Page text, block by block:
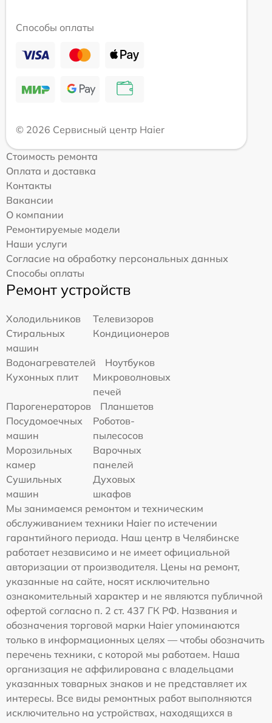
Способы оплаты
© 2026 Сервисный центр Haier
Стоимость ремонта
Оплата и доставка
Контакты
Вакансии
О компании
Ремонтируемые модели
Наши услуги
Согласие на обработку персональных данных
Способы оплаты
Ремонт устройств
Холодильников
Телевизоров
Стиральных
машин
Кондиционеров
Водонагревателей
Ноутбуков
Кухонных плит
Микроволновых
печей
Парогенераторов
Планшетов
Посудомоечных
машин
Роботов-
пылесосов
Морозильных
камер
Варочных
панелей
Сушильных
машин
Духовых
шкафов
Мы занимаемся ремонтом и техническим
обслуживанием техники Haier по истечении
гарантийного периода. Наш центр в Челябинске
работает независимо и не имеет официальной
авторизации от производителя. Цены на ремонт,
указанные на сайте, носят исключительно
ознакомительный характер и не являются публичной
офертой согласно п. 2 ст. 437 ГК РФ. Названия и
обозначения торговой марки Haier упоминаются
только в информационных целях — чтобы обозначить
перечень техники, с которой мы работаем. Наша
организация не аффилирована с владельцами
указанных товарных знаков и не представляет их
интересы. Все виды ремонтных работ выполняются
исключительно на устройствах, находящихся в